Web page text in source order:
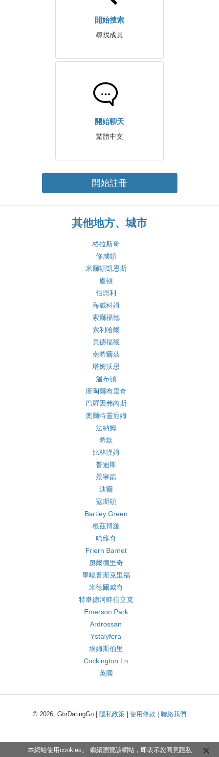
開始搜索
尋找成員
開始聊天
繁體中文
開始註冊
其他地方、城市
格拉斯哥
修咸頓
米爾頓凱恩斯
盧頓
伯恩利
海威科姆
索爾福德
索利哈爾
貝德福德
南希爾茲
塔姆沃思
溫布頓
斯陶爾布里奇
巴羅因弗內斯
奧爾特靈厄姆
法納姆
希欽
比林漢姆
普迪斯
景寧鎮
迪爾
寇斯頓
Bartley Green
根茲博羅
哈維奇
Friern Barnet
奧爾德里奇
畢曉普斯克里福
米德爾威奇
特韋德河畔伯立克
Emerson Park
Ardrossan
Ystalyfera
埃姆斯伯里
Cockington Ln
英國
© 2026, GbrDatingGo | 隱私政策 使用條款 聯絡我們
本網站使用cookies。 繼續瀏覽該網站，即表示您同意隱私